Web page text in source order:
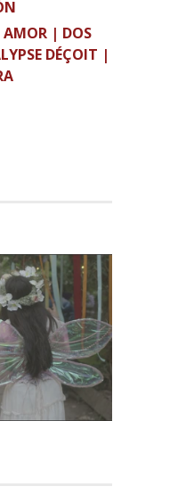
AMOR | DOS
DÉÇOIT |
ECLIPSE DE
|
| LA